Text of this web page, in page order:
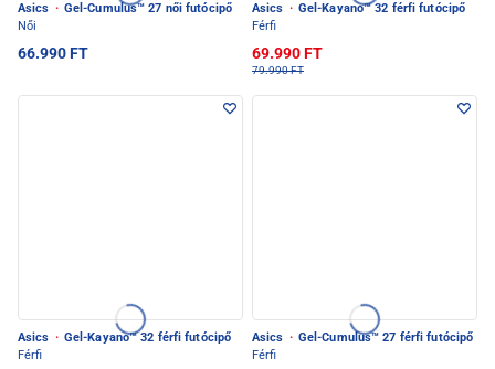
Asics · Gel-Cumulus™ 27 női futócipő
Női
66.990 FT
Asics · Gel-Kayano™ 32 férfi futócipő
Férfi
69.990 FT
79.990 FT
Asics · Gel-Kayano™ 32 férfi futócipő
Férfi
Asics · Gel-Cumulus™ 27 férfi futócipő
Férfi